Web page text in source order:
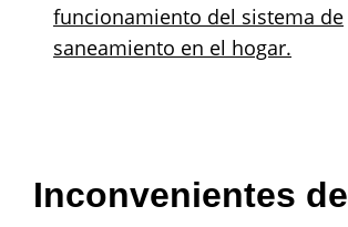
funcionamiento del sistema de
saneamiento en el hogar.
Inconvenientes de